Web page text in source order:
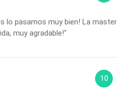
lo pasamos muy bien! La master
muy agradable!"
10